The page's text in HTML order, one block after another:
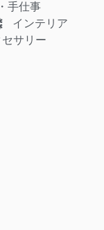
手仕事
インテリア
セサリー